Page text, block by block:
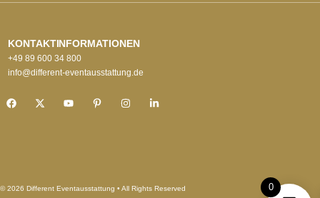
KONTAKTINFORMATIONEN
+49 89 600 34 800
info@different-eventausstattung.de
© 2026 Different Eventausstattung • All Rights Reserved 0